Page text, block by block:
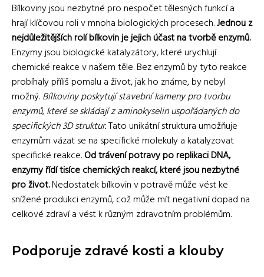
Bílkoviny jsou nezbytné pro nespočet tělesných funkcí a
hrají klíčovou roli v mnoha biologických procesech.Jednou z
nejdůležitějších rolí bílkovin je jejich účast na tvorbě enzymů.
Enzymy jsou biologické katalyzátory, které urychlují
chemické reakce v našem těle. Bez enzymů by tyto reakce
probíhaly příliš pomalu a život, jak ho známe, by nebyl
možný.Bílkoviny poskytují stavební kameny pro tvorbu
enzymů, které se skládají z aminokyselin uspořádaných do
specifických 3D struktur.Tato unikátní struktura umožňuje
enzymům vázat se na specifické molekuly a katalyzovat
specifické reakce.Od trávení potravy po replikaci DNA,
enzymy řídí tisíce chemických reakcí, které jsou nezbytné
pro život.Nedostatek bílkovin v potravě může vést ke
snížené produkci enzymů, což může mít negativní dopad na
celkové zdraví a vést k různým zdravotním problémům.
Podporuje zdravé kosti a klouby